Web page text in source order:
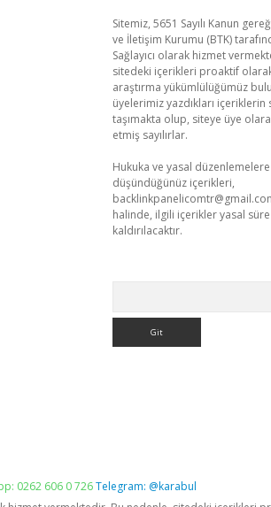
Sitemiz, 5651 Sayılı Kanun
ve İletişim Kurumu (BTK)
Sağlayıcı olarak hizmet
sitedeki içerikleri proaktif
araştırma yükümlülüğümüz
üyelerimiz yazdıkları
taşımakta olup, siteye üye
etmiş sayılırlar.
Hukuka ve yasal düzenlemelere
düşündüğünüz içerikleri,
halinde, ilgili içerikler yasal
kaldırılacaktır.
0262 606 0 726Telegram: @karabul